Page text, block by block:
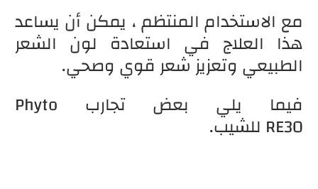
مع الاستخدام المنتظم ، يمكن أن يساعد
هذا العلاج في استعادة لون الشعر
الطبيعي وتعزيز شعر قوي وصحي.
فيما يلي بعض تجارب Phyto
RE30 للشيب.